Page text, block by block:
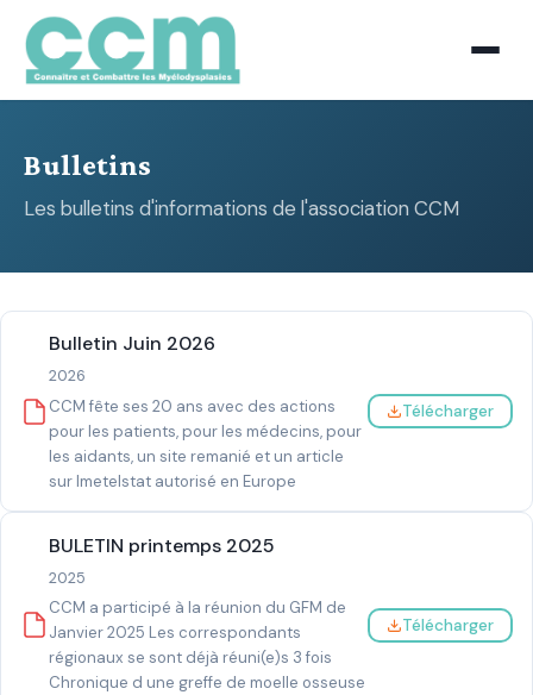
Bulletins
Les bulletins d'informations de l'association CCM
Bulletin Juin 2026
2026
CCM fête ses 20 ans avec des actions
pour les patients, pour les médecins, pour
les aidants, un site remanié et un article
sur Imetelstat autorisé en Europe
Télécharger
BULETIN printemps 2025
2025
CCM a participé à la réunion du GFM de
Janvier 2025 Les correspondants
régionaux se sont déjà réuni(e)s 3 fois
Chronique d une greffe de moelle osseuse
Télécharger